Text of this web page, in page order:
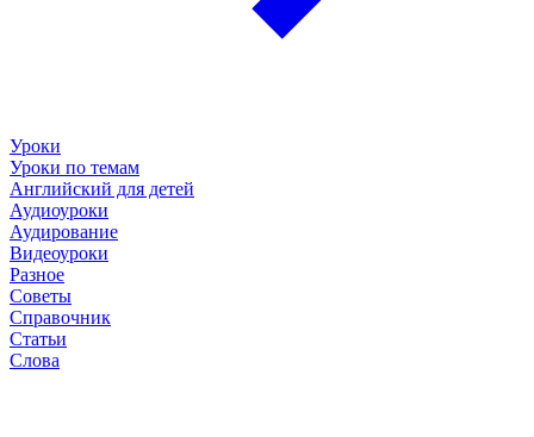
Уроки
Уроки по темам
Английский для детей
Аудиоуроки
Аудирование
Видеоуроки
Разное
Советы
Справочник
Статьи
Слова